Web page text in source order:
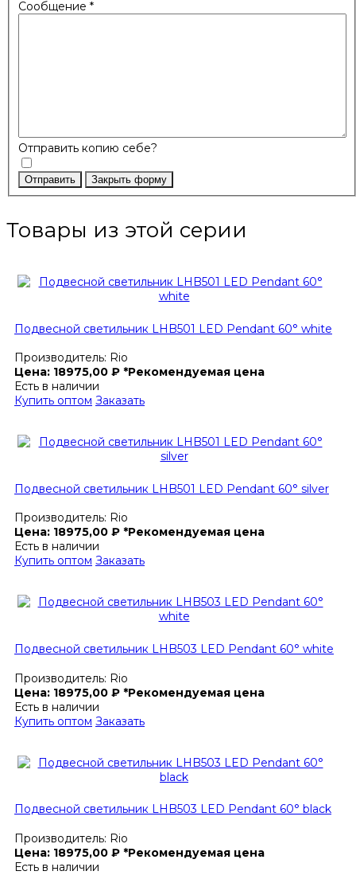
Сообщение *
Отправить копию себе?
Отправить Закрыть форму
Товары из этой серии
Подвесной светильник LHB501 LED Pendant 60° white
Производитель: Rio
Цена: 18975,00 ₽ *Рекомендуемая цена
Есть в наличии
Купить оптом Заказать
Подвесной светильник LHB501 LED Pendant 60° silver
Производитель: Rio
Цена: 18975,00 ₽ *Рекомендуемая цена
Есть в наличии
Купить оптом Заказать
Подвесной светильник LHB503 LED Pendant 60° white
Производитель: Rio
Цена: 18975,00 ₽ *Рекомендуемая цена
Есть в наличии
Купить оптом Заказать
Подвесной светильник LHB503 LED Pendant 60° black
Производитель: Rio
Цена: 18975,00 ₽ *Рекомендуемая цена
Есть в наличии